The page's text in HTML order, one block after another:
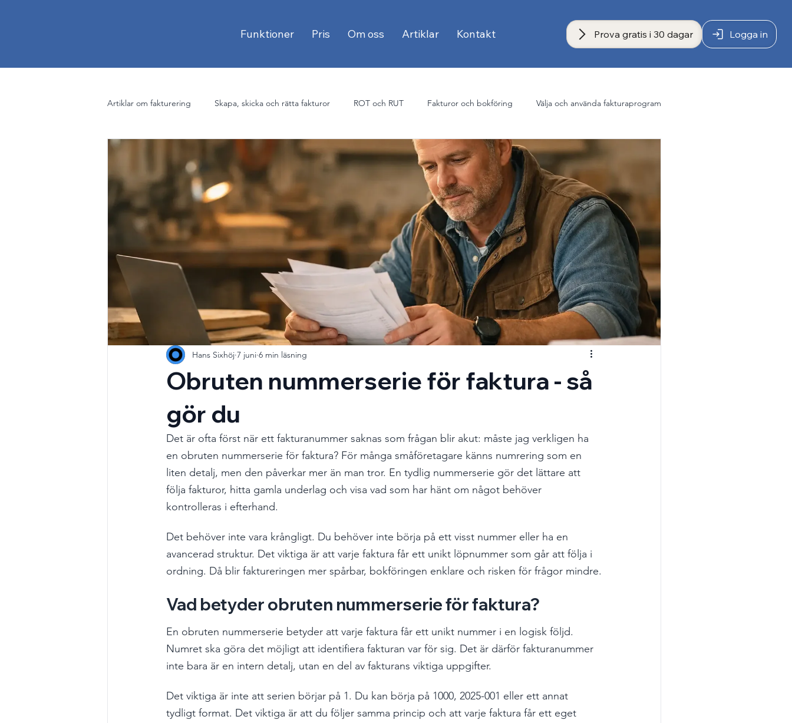
Funktioner Pris Om oss Artiklar Kontakt Prova gratis i 30 dagar Logga in
Artiklar om fakturering Skapa, skicka och rätta fakturor ROT och RUT Fakturor och bokföring Välja och använda fakturaprogram
Betalning, kvitton och påminnelser E-faktura och offentlig sektor
Obruten nummerserie för faktura - så
gör du
Hans Sixhöj 7 juni 6 min läsning
Det är ofta först när ett fakturanummer saknas som frågan blir akut: måste jag verkligen ha
en obruten nummerserie för faktura? För många småföretagare känns numrering som en
liten detalj, men den påverkar mer än man tror. En tydlig nummerserie gör det lättare att
följa fakturor, hitta gamla underlag och visa vad som har hänt om något behöver
kontrolleras i efterhand.
Det behöver inte vara krångligt. Du behöver inte börja på ett visst nummer eller ha en
avancerad struktur. Det viktiga är att varje faktura får ett unikt löpnummer som går att följa i
ordning. Då blir faktureringen mer spårbar, bokföringen enklare och risken för frågor mindre.
Vad betyder obruten nummerserie för faktura?
En obruten nummerserie betyder att varje faktura får ett unikt nummer i en logisk följd.
Numret ska göra det möjligt att identifiera fakturan var för sig. Det är därför fakturanummer
inte bara är en intern detalj, utan en del av fakturans viktiga uppgifter.
Det viktiga är inte att serien börjar på 1. Du kan börja på 1000, 2025-001 eller ett annat
tydligt format. Det viktiga är att du följer samma princip och att varje faktura får ett eget